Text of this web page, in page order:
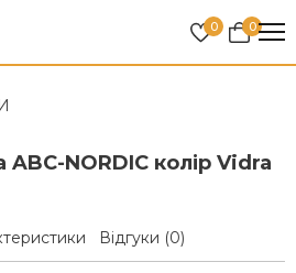
0 0
ABC-NORDIC колір Vidra
Відгуки (0)